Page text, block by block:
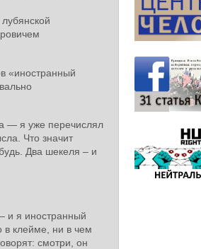
«иностранный
— я уже перечислял
Что значит
Два шекеля – и
и я иностранный
в клейме, ни в чем
смотри, он